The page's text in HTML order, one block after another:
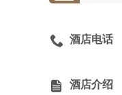
 酒店电话
 酒店介绍